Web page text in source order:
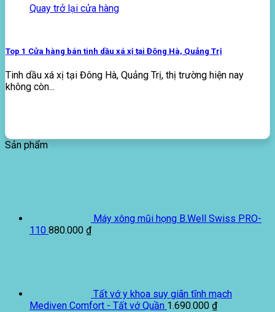
Quay trở lại cửa hàng
Top 1 Cửa hàng bán tinh dầu xá xị tại Đông Hà, Quảng Trị
Tinh dầu xá xị tại Đông Hà, Quảng Trị, thị trường hiện nay
không còn...
Sản phẩm
Máy xông mũi họng B.Well Swiss PRO-
110 880.000 ₫
Tất vớ y khoa suy giãn tĩnh mạch
Mediven Comfort - Tất vớ Quần 1.690.000 ₫